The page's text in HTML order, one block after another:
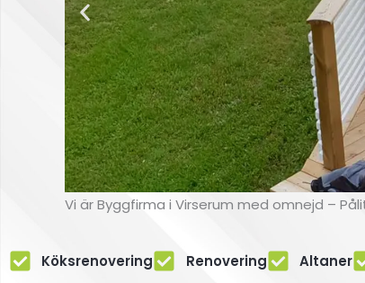
Vi är Byggfirma i Virserum med omnejd –
Köksrenovering Renovering Altaner